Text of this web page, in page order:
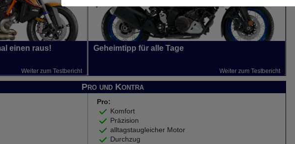
einen raus!
Weiter zum Testbericht
Geheimtipp für alle Tage
Weiter zum Testbericht
Pro und Kontra
Pro:
Komfort
Präzision
alltagstaugleicher Motor
Durchzug